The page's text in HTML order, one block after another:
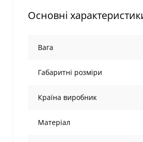
Основні
Вага
Габаритні розміри
Країна виробник
Матеріал